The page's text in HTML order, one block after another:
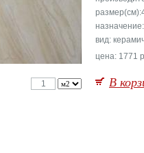
вид:
цена: 1771
В